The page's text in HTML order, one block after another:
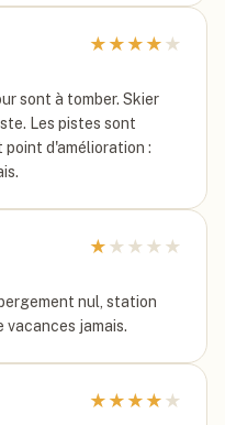
★ ★ ★ ★ ★
sont à tomber. Skier
Les pistes sont
d'amélioration :
★ ★ ★ ★ ★
nul, station
vacances jamais.
★ ★ ★ ★ ★